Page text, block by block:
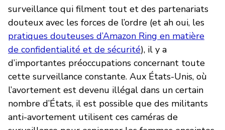
surveillance qui filment tout et des partenariats
douteux avec les forces de l’ordre (et ah oui, les
pratiques douteuses d’Amazon Ring en matière
de confidentialité et de sécurité), il y a
d’importantes préoccupations concernant toute
cette surveillance constante. Aux États-Unis, où
l’avortement est devenu illégal dans un certain
nombre d’États, il est possible que des militants
anti-avortement utilisent ces caméras de